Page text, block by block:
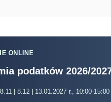
ONLINE
podatków 2026/
| 8.12 | 13.01.2027 r., 10:00-15:00